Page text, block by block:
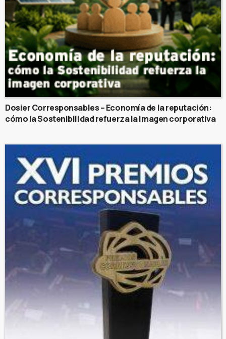
Dosier Corresponsables – Economía de la reputación:
cómo la Sostenibilidad refuerza la imagen corporativa